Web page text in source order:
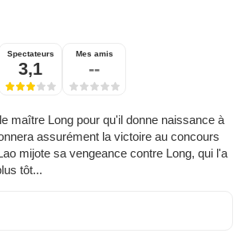
Spectateurs
3,1
Mes amis
--
maître Long pour qu'il donne naissance à
assurément la victoire au concours
mijote sa vengeance contre Long, qui l'a
tôt...